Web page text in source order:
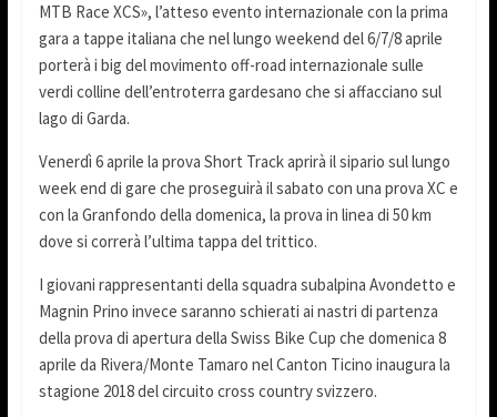
MTB Race XCS», l’atteso evento internazionale con la prima
gara a tappe italiana che nel lungo weekend del 6/7/8 aprile
porterà i big del movimento off-road internazionale sulle
verdi colline dell’entroterra gardesano che si affacciano sul
lago di Garda.
Venerdì 6 aprile la prova Short Track aprirà il sipario sul lungo
week end di gare che proseguirà il sabato con una prova XC e
con la Granfondo della domenica, la prova in linea di 50 km
dove si correrà l’ultima tappa del trittico.
I giovani rappresentanti della squadra subalpina Avondetto e
Magnin Prino invece saranno schierati ai nastri di partenza
della prova di apertura della Swiss Bike Cup che domenica 8
aprile da Rivera/Monte Tamaro nel Canton Ticino inaugura la
stagione 2018 del circuito cross country svizzero.